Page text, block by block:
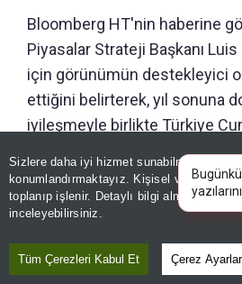
Sizlere daha iyi hizmet sunabilmek adına
konumlandırmaktayız. Kişisel verileriniz,
toplanıp işlenir. Detaylı bilgi almak için
inceleyebilirsiniz.
Tüm Çerezleri Kabul Et Çerez
Bloomberg HT'nin haberine
Piyasalar Strateji Başkanı Luis
için görünümün destekleyici
ettiğini belirterek, yıl sonuna
iyileşmeyle birlikte Türkiye
Bankası'nın (TCMB) faiz
başlayabilecek alan